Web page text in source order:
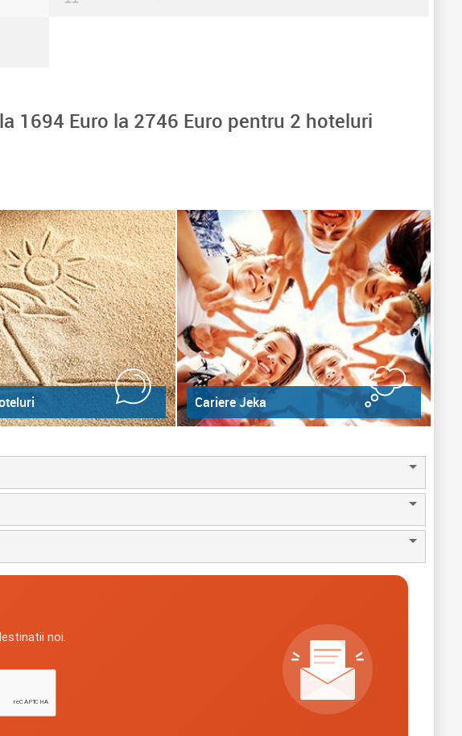
1694 Euro la 2746 Euro pentru 2 hoteluri
Cariere Jeka
noi.